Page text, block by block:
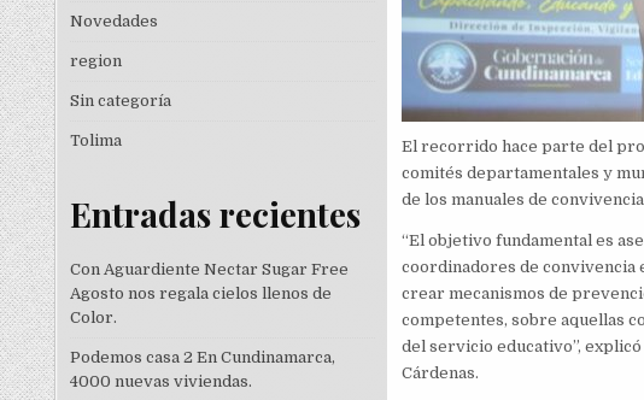
El recorrido hace parte del
comités departamentales y
de los manuales de
“El objetivo fundamental es
coordinadores de convivencia
crear mecanismos de
competentes, sobre aquellas
del servicio educativo”,
Cárdenas.
Novedades
region
Sin categoría
Tolima
Entradas recientes
Con Aguardiente Nectar Sugar Free
Agosto nos regala cielos llenos de
Color.
Podemos casa 2 En Cundinamarca,
4000 nuevas viviendas.